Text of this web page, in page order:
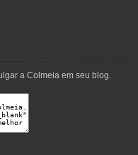
a Colmeia em seu blog.